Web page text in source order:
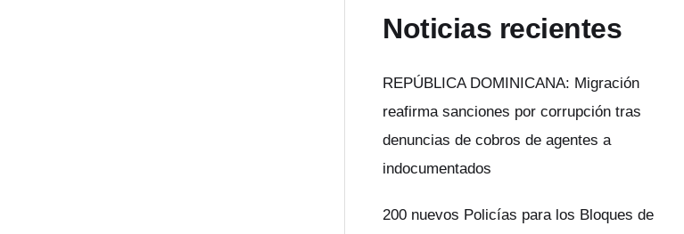
Noticias recientes
REPÚBLICA DOMINICANA: Migración
reafirma sanciones por corrupción tras
denuncias de cobros de agentes a
indocumentados
200 nuevos Policías para los Bloques de